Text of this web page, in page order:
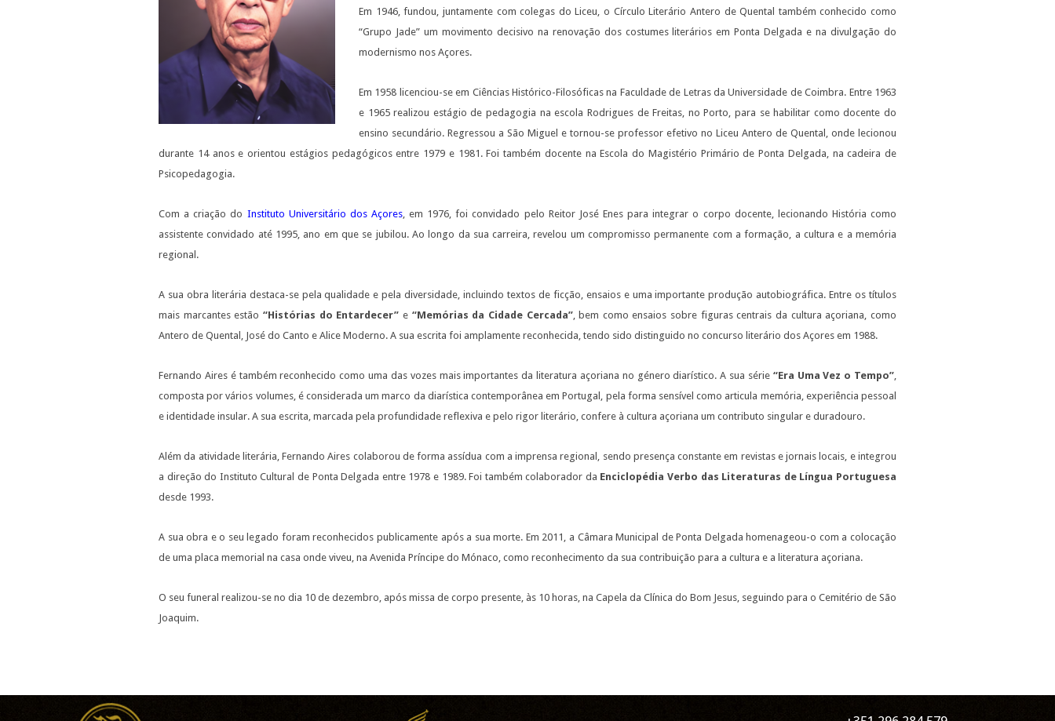
Em 1946, fundou, juntamente com colegas do Liceu, o Círculo Literário Antero de Quental também conhecido como
“Grupo Jade” um movimento decisivo na renovação dos costumes literários em Ponta Delgada e na divulgação do
modernismo nos Açores.
Em 1958 licenciou-se em Ciências Histórico-Filosóficas na Faculdade de Letras da Universidade de Coimbra. Entre 1963
e 1965 realizou estágio de pedagogia na escola Rodrigues de Freitas, no Porto, para se habilitar como docente do
ensino secundário. Regressou a São Miguel e tornou-se professor efetivo no Liceu Antero de Quental, onde lecionou
durante 14 anos e orientou estágios pedagógicos entre 1979 e 1981. Foi também docente na Escola do Magistério Primário de Ponta Delgada, na cadeira de
Psicopedagogia.
Com a criação do Instituto Universitário dos Açores, em 1976, foi convidado pelo Reitor José Enes para integrar o corpo docente, lecionando História como
assistente convidado até 1995, ano em que se jubilou. Ao longo da sua carreira, revelou um compromisso permanente com a formação, a cultura e a memória
regional.
A sua obra literária destaca-se pela qualidade e pela diversidade, incluindo textos de ficção, ensaios e uma importante produção autobiográfica. Entre os títulos
mais marcantes estão “Histórias do Entardecer” e “Memórias da Cidade Cercada”, bem como ensaios sobre figuras centrais da cultura açoriana, como
Antero de Quental, José do Canto e Alice Moderno. A sua escrita foi amplamente reconhecida, tendo sido distinguido no concurso literário dos Açores em 1988.
Fernando Aires é também reconhecido como uma das vozes mais importantes da literatura açoriana no género diarístico. A sua série “Era Uma Vez o Tempo”,
composta por vários volumes, é considerada um marco da diarística contemporânea em Portugal, pela forma sensível como articula memória, experiência pessoal
e identidade insular. A sua escrita, marcada pela profundidade reflexiva e pelo rigor literário, confere à cultura açoriana um contributo singular e duradouro.
Além da atividade literária, Fernando Aires colaborou de forma assídua com a imprensa regional, sendo presença constante em revistas e jornais locais, e integrou
a direção do Instituto Cultural de Ponta Delgada entre 1978 e 1989. Foi também colaborador da Enciclopédia Verbo das Literaturas de Língua Portuguesa
desde 1993.
A sua obra e o seu legado foram reconhecidos publicamente após a sua morte. Em 2011, a Câmara Municipal de Ponta Delgada homenageou-o com a colocação
de uma placa memorial na casa onde viveu, na Avenida Príncipe do Mónaco, como reconhecimento da sua contribuição para a cultura e a literatura açoriana.
O seu funeral realizou-se no dia 10 de dezembro, após missa de corpo presente, às 10 horas, na Capela da Clínica do Bom Jesus, seguindo para o Cemitério de São
Joaquim.